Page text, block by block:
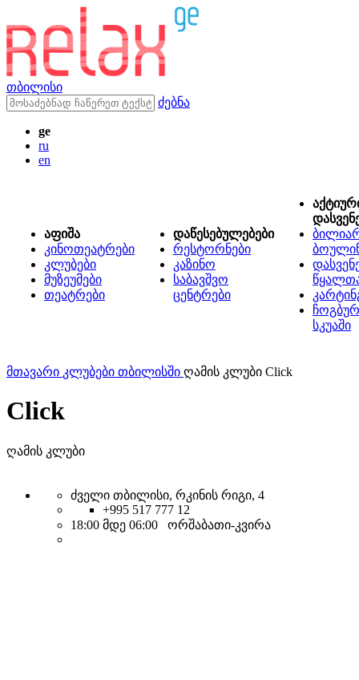
თბილისი
ძებნა
ge
ru
en
აფიშა
კინოთეატრები
კლუბები
მუზეუმები
თეატრები
დაწესებულებები
რესტორნები
კაზინო
საბავშვო
ცენტრები
სკუაში
მთავარი კლუბები თბილისში ღამის კლუბი Click
Click
ღამის კლუბი
ძველი თბილისი, რკინის რიგი, 4
+995 517 777 12
18:00 მდე 06:00 ორშაბათი-კვირა